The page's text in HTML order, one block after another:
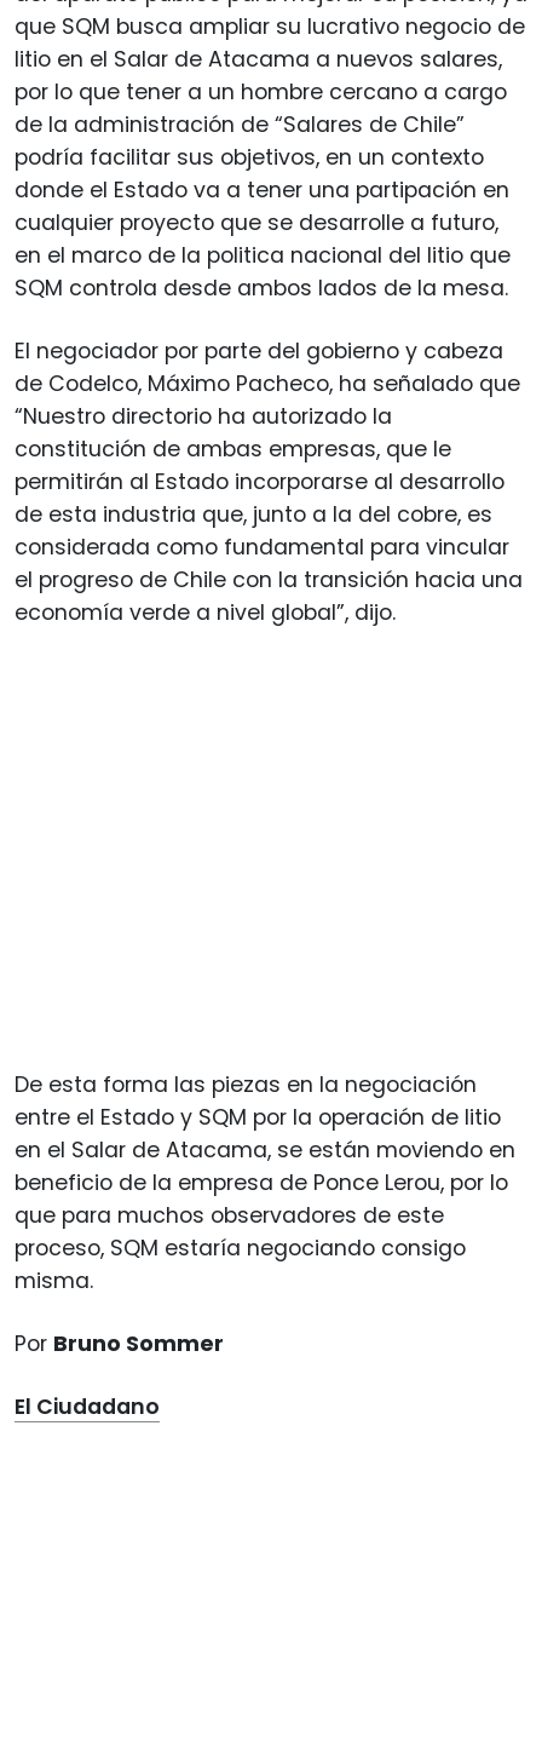
que SQM busca ampliar su lucrativo negocio de
litio en el Salar de Atacama a nuevos salares,
por lo que tener a un hombre cercano a cargo
de la administración de “Salares de Chile”
podría facilitar sus objetivos, en un contexto
donde el Estado va a tener una partipación en
cualquier proyecto que se desarrolle a futuro,
en el marco de la politica nacional del litio que
SQM controla desde ambos lados de la mesa.
El negociador por parte del gobierno y cabeza
de Codelco, Máximo Pacheco, ha señalado que
“Nuestro directorio ha autorizado la
constitución de ambas empresas, que le
permitirán al Estado incorporarse al desarrollo
de esta industria que, junto a la del cobre, es
considerada como fundamental para vincular
el progreso de Chile con la transición hacia una
economía verde a nivel global”, dijo.
De esta forma las piezas en la negociación
entre el Estado y SQM por la operación de litio
en el Salar de Atacama, se están moviendo en
beneficio de la empresa de Ponce Lerou, por lo
que para muchos observadores de este
proceso, SQM estaría negociando consigo
misma.
Por Bruno Sommer
El Ciudadano